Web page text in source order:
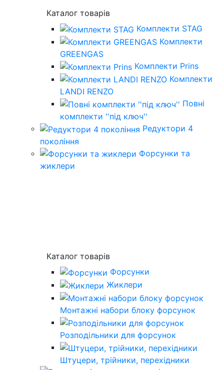
Каталог товарів
Комплекти STAG
Комплекти
GREENGAS
Комплекти Prins
Комплекти
LANDI RENZO
Повнi
комплекти ''пiд ключ''
Редуктори 4
покоління
Форсунки та
жиклери
Каталог товарів
Форсунки
Жиклери
Монтажні набори блоку форсунок
Розподільники для форсунок
Штуцери, трійники, перехідники